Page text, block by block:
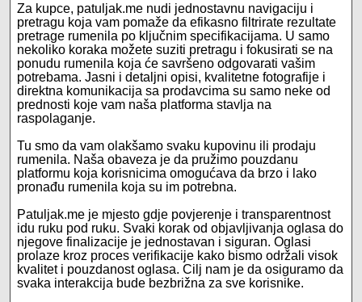
Za kupce, patuljak.me nudi jednostavnu navigaciju i
pretragu koja vam pomaže da efikasno filtrirate rezultate
pretrage rumenila po ključnim specifikacijama. U samo
nekoliko koraka možete suziti pretragu i fokusirati se na
ponudu rumenila koja će savršeno odgovarati vašim
potrebama. Jasni i detaljni opisi, kvalitetne fotografije i
direktna komunikacija sa prodavcima su samo neke od
prednosti koje vam naša platforma stavlja na
raspolaganje.
Tu smo da vam olakšamo svaku kupovinu ili prodaju
rumenila. Naša obaveza je da pružimo pouzdanu
platformu koja korisnicima omogućava da brzo i lako
pronađu rumenila koja su im potrebna.
Patuljak.me je mjesto gdje povjerenje i transparentnost
idu ruku pod ruku. Svaki korak od objavljivanja oglasa do
njegove finalizacije je jednostavan i siguran. Oglasi
prolaze kroz proces verifikacije kako bismo održali visok
kvalitet i pouzdanost oglasa. Cilj nam je da osiguramo da
svaka interakcija bude bezbrižna za sve korisnike.